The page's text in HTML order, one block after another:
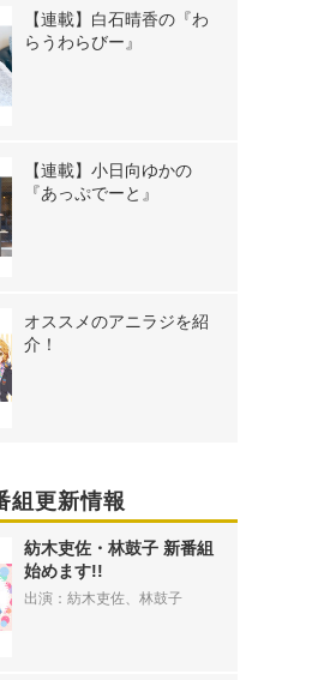
【連載】白石晴香の『わ
らうわらびー』
【連載】小日向ゆかの
『あっぷでーと』
オススメのアニラジを紹
介！
組更新情報
紡木吏佐・林鼓子 新番組
始めます!!
出演：紡木吏佐、林鼓子